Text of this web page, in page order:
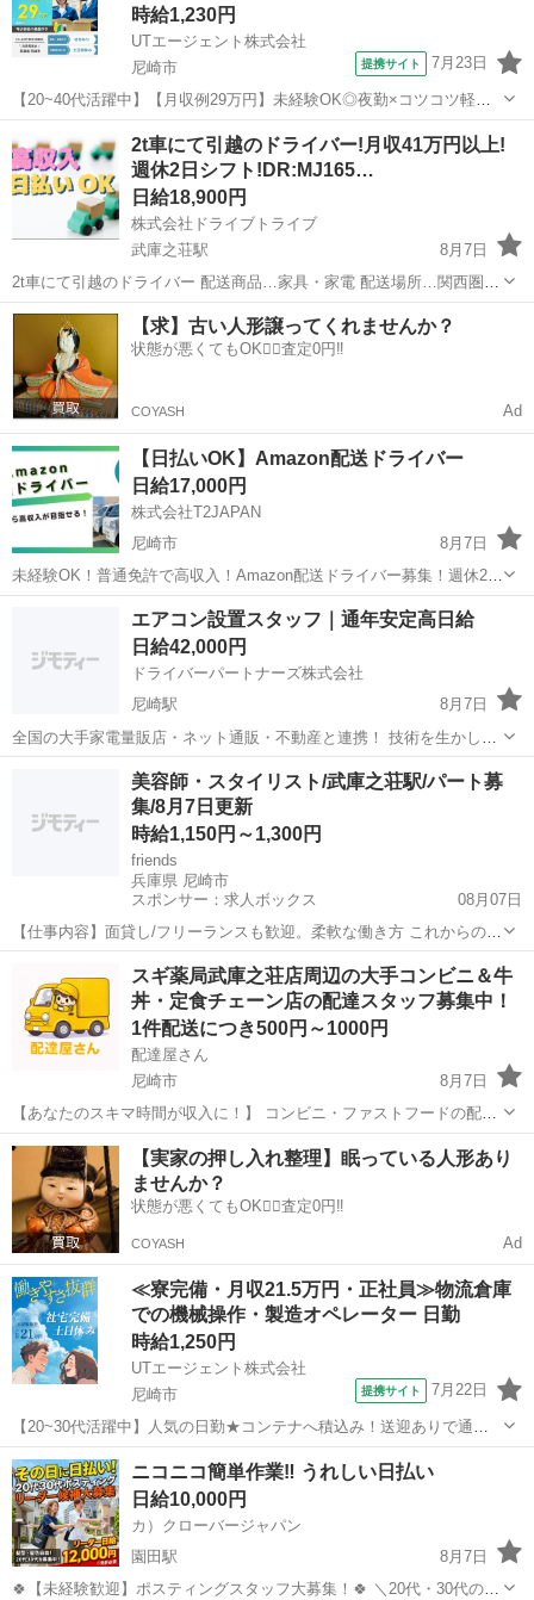
時給1,230円
UTエージェント株式会社
尼崎市
提携サイト 7月23日
【20~40代活躍中】【月収例29万円】未経験OK◎夜勤×コツコツ軽作
業☆車載用電子部品の機械OP・検査！土日祝休《JSOZ1C》 詳細情報
☆★カーナビなどに使われる電子部品の基盤作り！★☆ ＜具体的に
は…＞ ◆自動は...
その他
2t車にて引越のドライバー!月収41万円以上!
週休2日シフト!DR:MJ165…
日給18,900円
株式会社ドライブトライブ
武庫之荘駅
8月7日
2t車にて引越のドライバー 配送商品…家具・家電 配送場所…関西圏・
営業所周辺 配送件数…午前1現場・午後1現場 基本２件 手摘手卸…あ
り 勤務時間…7:00～18:00 ※2時間残業含む(多少前後あり) 平均年...
兵庫 尼崎市 武庫之荘駅 ドライバー 引越
【求】古い人形譲ってくれませんか？
状態が悪くてもOK🙆‍♀️査定0円‼️
COYASH Ad
【日払いOK】Amazon配送ドライバー
日給17,000円
株式会社T2JAPAN
尼崎市
8月7日
未経験OK！普通免許で高収入！Amazon配送ドライバー募集！週休2
日！ ーーーーーーーーーーーー 軽自動車で個人宅に荷物を配達するお
仕事です‼︎ 軽い荷物を多数取り扱いとなります。 （配達物はホームセ
ンターの商...
スタッフ
エアコン設置スタッフ｜通年安定高日給
日給42,000円
ドライバーパートナーズ株式会社
尼崎駅
8月7日
全国の大手家電量販店・ネット通販・不動産と連携！ 技術を生かし高
収入・長期継続を！ 部材調達も、大手と連携することで安定的に可
う、リフォーム案件を組み合わせ可...
尼崎駅 軽作業 スタッフ
美容師・スタイリスト/武庫之荘駅/パート募
集/8月7日更新
時給1,150円～1,300円
friends
兵庫県 尼崎市
スポンサー：求人ボックス
08月07日
【仕事内容】面貸し/フリーランスも歓迎。柔軟な働き方 これからの美
容師人生を共に歩みましょう <募集職種> 美容師 <仕事内容> サロン業
務全般 <必要経験> スタイリスト,アシスタント,ジュニアスタイリスト
<業種> 美容師 <...
アルバイト・パート
スギ薬局武庫之荘店周辺の大手コンビニ＆牛
丼・定食チェーン店の配達スタッフ募集中！
1件配送につき500円～1000円
配達屋さん
尼崎市
8月7日
【あなたのスキマ時間が収入に！】 コンビニ・ファストフードの配達
バイト、始めませんか？ アプリで空いた時間にサクッと配達！ 配達す
るかどうかは、オファーを見てその場で自由に決められます♪
―――――――――― ...
兵庫 尼崎市 配送 スギ薬局
【実家の押し入れ整理】眠っている人形あり
ませんか？
状態が悪くてもOK🙆‍♀️査定0円‼️
COYASH Ad
≪寮完備・月収21.5万円・正社員≫物流倉庫
での機械操作・製造オペレーター 日勤
時給1,250円
UTエージェント株式会社
尼崎市
提携サイト 7月22日
【20~30代活躍中】人気の日勤★コンテナへ積込み！送迎ありで通勤
ラクラク♪残業少なめ♪未経験OK◎《Jdam1C》 詳細情報 ＼コンテナ
へ商品の積込み／ ☆未経験OK！ カンタン★パズル感覚でピタッと
スッキリ♪ ＜...
兵庫 尼崎市
ニコニコ簡単作業‼️ うれしい日払い
日給10,000円
カ）クローバージャパン
園田駅
8月7日
🍀【未経験歓迎】ポスティングスタッフ大募集！🍀 ＼20代・30代のレ